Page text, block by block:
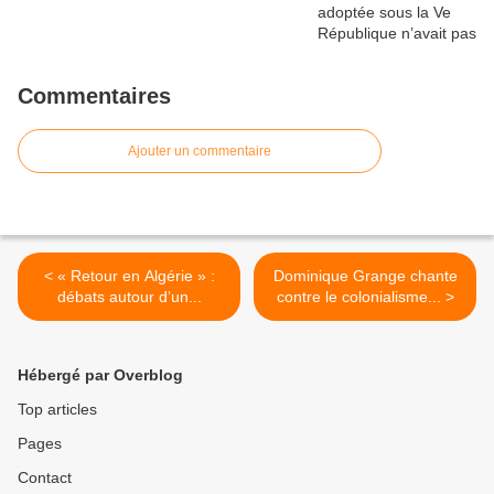
Commentaires
Ajouter un commentaire
< « Retour en Algérie » :
débats autour d’un...
Dominique Grange chante
contre le colonialisme... >
Hébergé par Overblog
Top articles
Pages
Contact